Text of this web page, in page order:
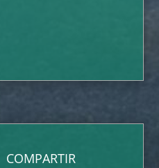
COMPARTIR